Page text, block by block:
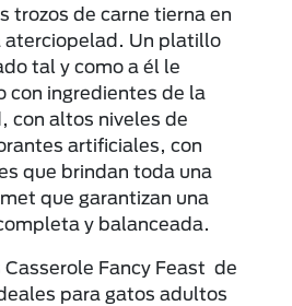
trozos de carne tierna en
aterciopelad. Un platillo
tal y como a él le
con ingredientes de la
con altos niveles de
artificiales, con
que brindan toda una
que garantizan una
y balanceada.
Casserole Fancy Feast de
para gatos adultos